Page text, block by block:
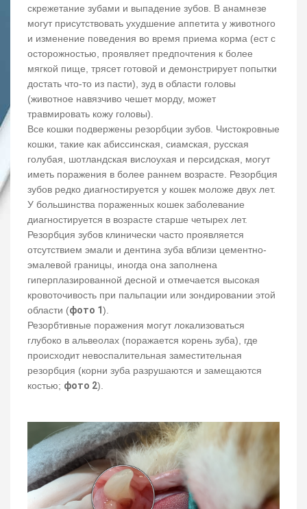
скрежетание зубами и выпадение зубов. В анамнезе
могут присутствовать ухудшение аппетита у животного
и изменение поведения во время приема корма (ест с
осторожностью, проявляет предпочтения к более
мягкой пище, трясет готовой и демонстрирует попытки
достать что-то из пасти), зуд в области головы
(животное навязчиво чешет морду, может
травмировать кожу головы).
Все кошки подвержены резорбции зубов. Чистокровные
кошки, такие как абиссинская, сиамская, русская
голубая, шотландская вислоухая и персидская, могут
иметь поражения в более раннем возрасте. Резорбция
зубов редко диагностируется у кошек моложе двух лет.
У большинства пораженных кошек заболевание
диагностируется в возрасте старше четырех лет.
Резорбция зубов клинически часто проявляется
отсутствием эмали и дентина зуба вблизи цементно-
эмалевой границы, иногда она заполнена
гиперплазированной десной и отмечается высокая
кровоточивость при пальпации или зондировании этой
области (фото 1).
Резорбтивные поражения могут локализоваться
глубоко в альвеолах (поражается корень зуба), где
происходит невоспалительная заместительная
резорбция (корни зуба разрушаются и замещаются
костью; фото 2).